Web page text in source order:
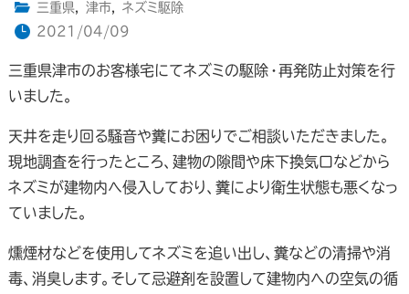
三重県, 津市,
ネズミ駆除
2021/04/09
三重県津市のお客様宅にてネズミの駆除・再発防止対策を行
いました。
天井を走り回る騒音や糞にお困りでご相談いただきました。
現地調査を行ったところ、建物の隙間や床下換気口などから
ネズミが建物内へ侵入しており、糞により衛生状態も悪くなっ
ていました。
燻煙材などを使用してネズミを追い出し、糞などの清掃や消
毒、消臭します。そして忌避剤を設置して建物内への空気の循